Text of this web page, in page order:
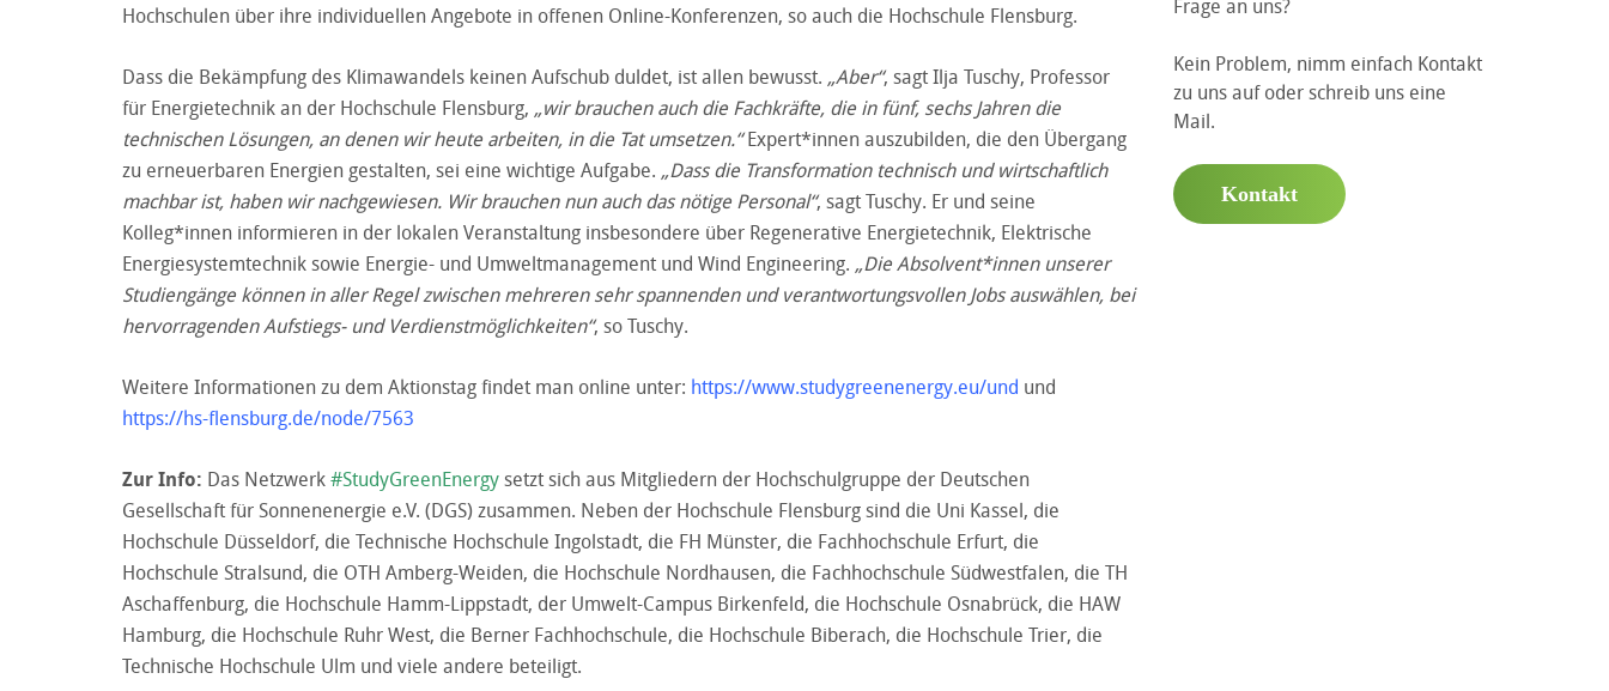
Hochschulen über ihre individuellen Angebote in offenen Online-Konferenzen, so auch die Hochschule Flensburg.
Dass die Bekämpfung des Klimawandels keinen Aufschub duldet, ist allen bewusst. „Aber“, sagt Ilja Tuschy, Professor
für Energietechnik an der Hochschule Flensburg, „wir brauchen auch die Fachkräfte, die in fünf, sechs Jahren die
technischen Lösungen, an denen wir heute arbeiten, in die Tat umsetzen.“Expert*innen auszubilden, die den Übergang
zu erneuerbaren Energien gestalten, sei eine wichtige Aufgabe. „Dass die Transformation technisch und wirtschaftlich
machbar ist, haben wir nachgewiesen. Wir brauchen nun auch das nötige Personal“, sagt Tuschy. Er und seine
Kolleg*innen informieren in der lokalen Veranstaltung insbesondere über Regenerative Energietechnik, Elektrische
Energiesystemtechnik sowie Energie- und Umweltmanagement und Wind Engineering. „Die Absolvent*innen unserer
Studiengänge können in aller Regel zwischen mehreren sehr spannenden und verantwortungsvollen Jobs auswählen, bei
hervorragenden Aufstiegs- und Verdienstmöglichkeiten“, so Tuschy.
Weitere Informationen zu dem Aktionstag findet man online unter: https://www.studygreenenergy.eu/und und
https://hs-flensburg.de/node/7563
Zur Info: Das Netzwerk#StudyGreenEnergysetzt sich aus Mitgliedern der Hochschulgruppe der Deutschen
Gesellschaft für Sonnenenergie e.V. (DGS) zusammen. Neben der Hochschule Flensburg sind die Uni Kassel, die
Hochschule Düsseldorf, die Technische Hochschule Ingolstadt, die FH Münster, die Fachhochschule Erfurt, die
Hochschule Stralsund, die OTH Amberg-Weiden, die Hochschule Nordhausen, die Fachhochschule Südwestfalen, die TH
Aschaffenburg, die Hochschule Hamm-Lippstadt, der Umwelt-Campus Birkenfeld, die Hochschule Osnabrück, die HAW
Hamburg, die Hochschule Ruhr West, die Berner Fachhochschule, die Hochschule Biberach, die Hochschule Trier, die
Technische Hochschule Ulm und viele andere beteiligt.
Frage an uns?
Kein Problem, nimm einfach Kontakt
zu uns auf oder schreib uns eine
Mail.
Kontakt